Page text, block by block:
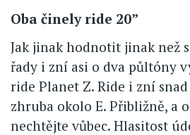
Oba činely ride 20”
Jak jinak hodnotit jinak než
řady i zní asi o dva půltóny
ride Planet Z. Ride i zní
zhruba okolo E. Přibližně, a
nechtějte vůbec. Hlasitost